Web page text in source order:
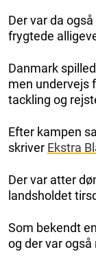
Der var da
frygtede
Danmark
men undervejs
tackling og
Efter kampen
skriver Ekstra
Der var atter
landsholdet
Som bekendt
og der var